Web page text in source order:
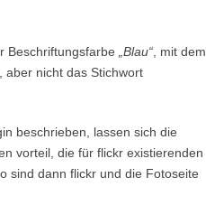
Beschriftungsfarbe „Blau“, mit dem
nicht das Stichwort
beschrieben, lassen sich die
vorteil, die für flickr existierenden
sind dann flickr und die Fotoseite